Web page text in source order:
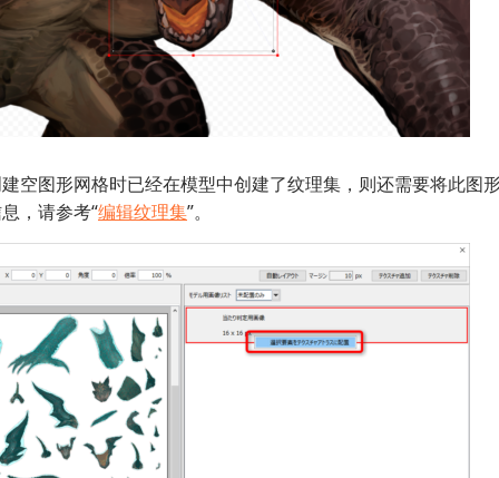
空图形网格时已经在模型中创建了纹理集，则还需要将此图形
，请参考“编辑纹理集”。